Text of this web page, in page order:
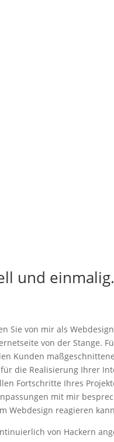
und einmalig.
Sie von mir als
von der Stange.
Kunden
die Realisierung Ihrer
Fortschritte Ihres
mit mir
Webdesign reagieren
von Hackern